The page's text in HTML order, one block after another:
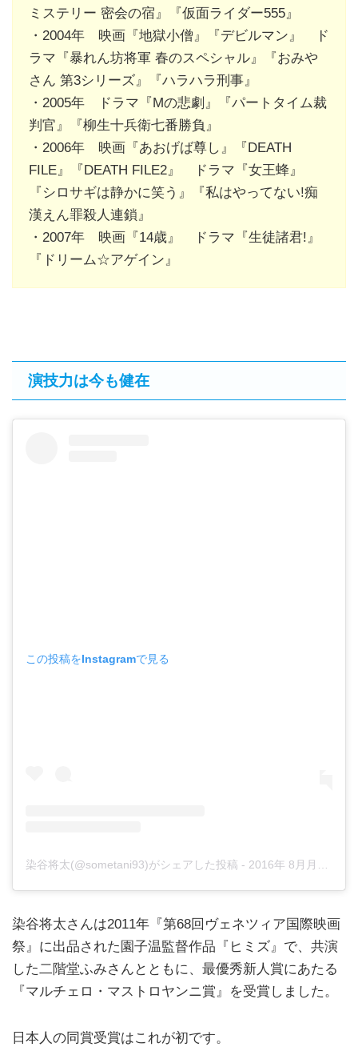
ミステリー 密会の宿』『仮面ライダー555』
・2004年 映画『地獄小僧』『デビルマン』 ド
ラマ『暴れん坊将軍 春のスペシャル』『おみや
さん 第3シリーズ』『ハラハラ刑事』
・2005年 ドラマ『Mの悲劇』『パートタイム裁
判官』『柳生十兵衛七番勝負』
・2006年 映画『あおげば尊し』『DEATH
FILE』『DEATH FILE2』 ドラマ『女王蜂』
『シロサギは静かに笑う』『私はやってない!痴
漢えん罪殺人連鎖』
・2007年 映画『14歳』 ドラマ『生徒諸君!』
『ドリーム☆アゲイン』
演技力は今も健在
この投稿をInstagramで見る
染谷将太(@sometani93)がシェアした投稿 - 2016年 8月月2日午前5時28分PDT
染谷将太さんは2011年『第68回ヴェネツィア国際映画
祭』に出品された園子温監督作品『ヒミズ』で、共演
した二階堂ふみさんとともに、最優秀新人賞にあたる
『マルチェロ・マストロヤンニ賞』を受賞しました。
日本人の同賞受賞はこれが初です。